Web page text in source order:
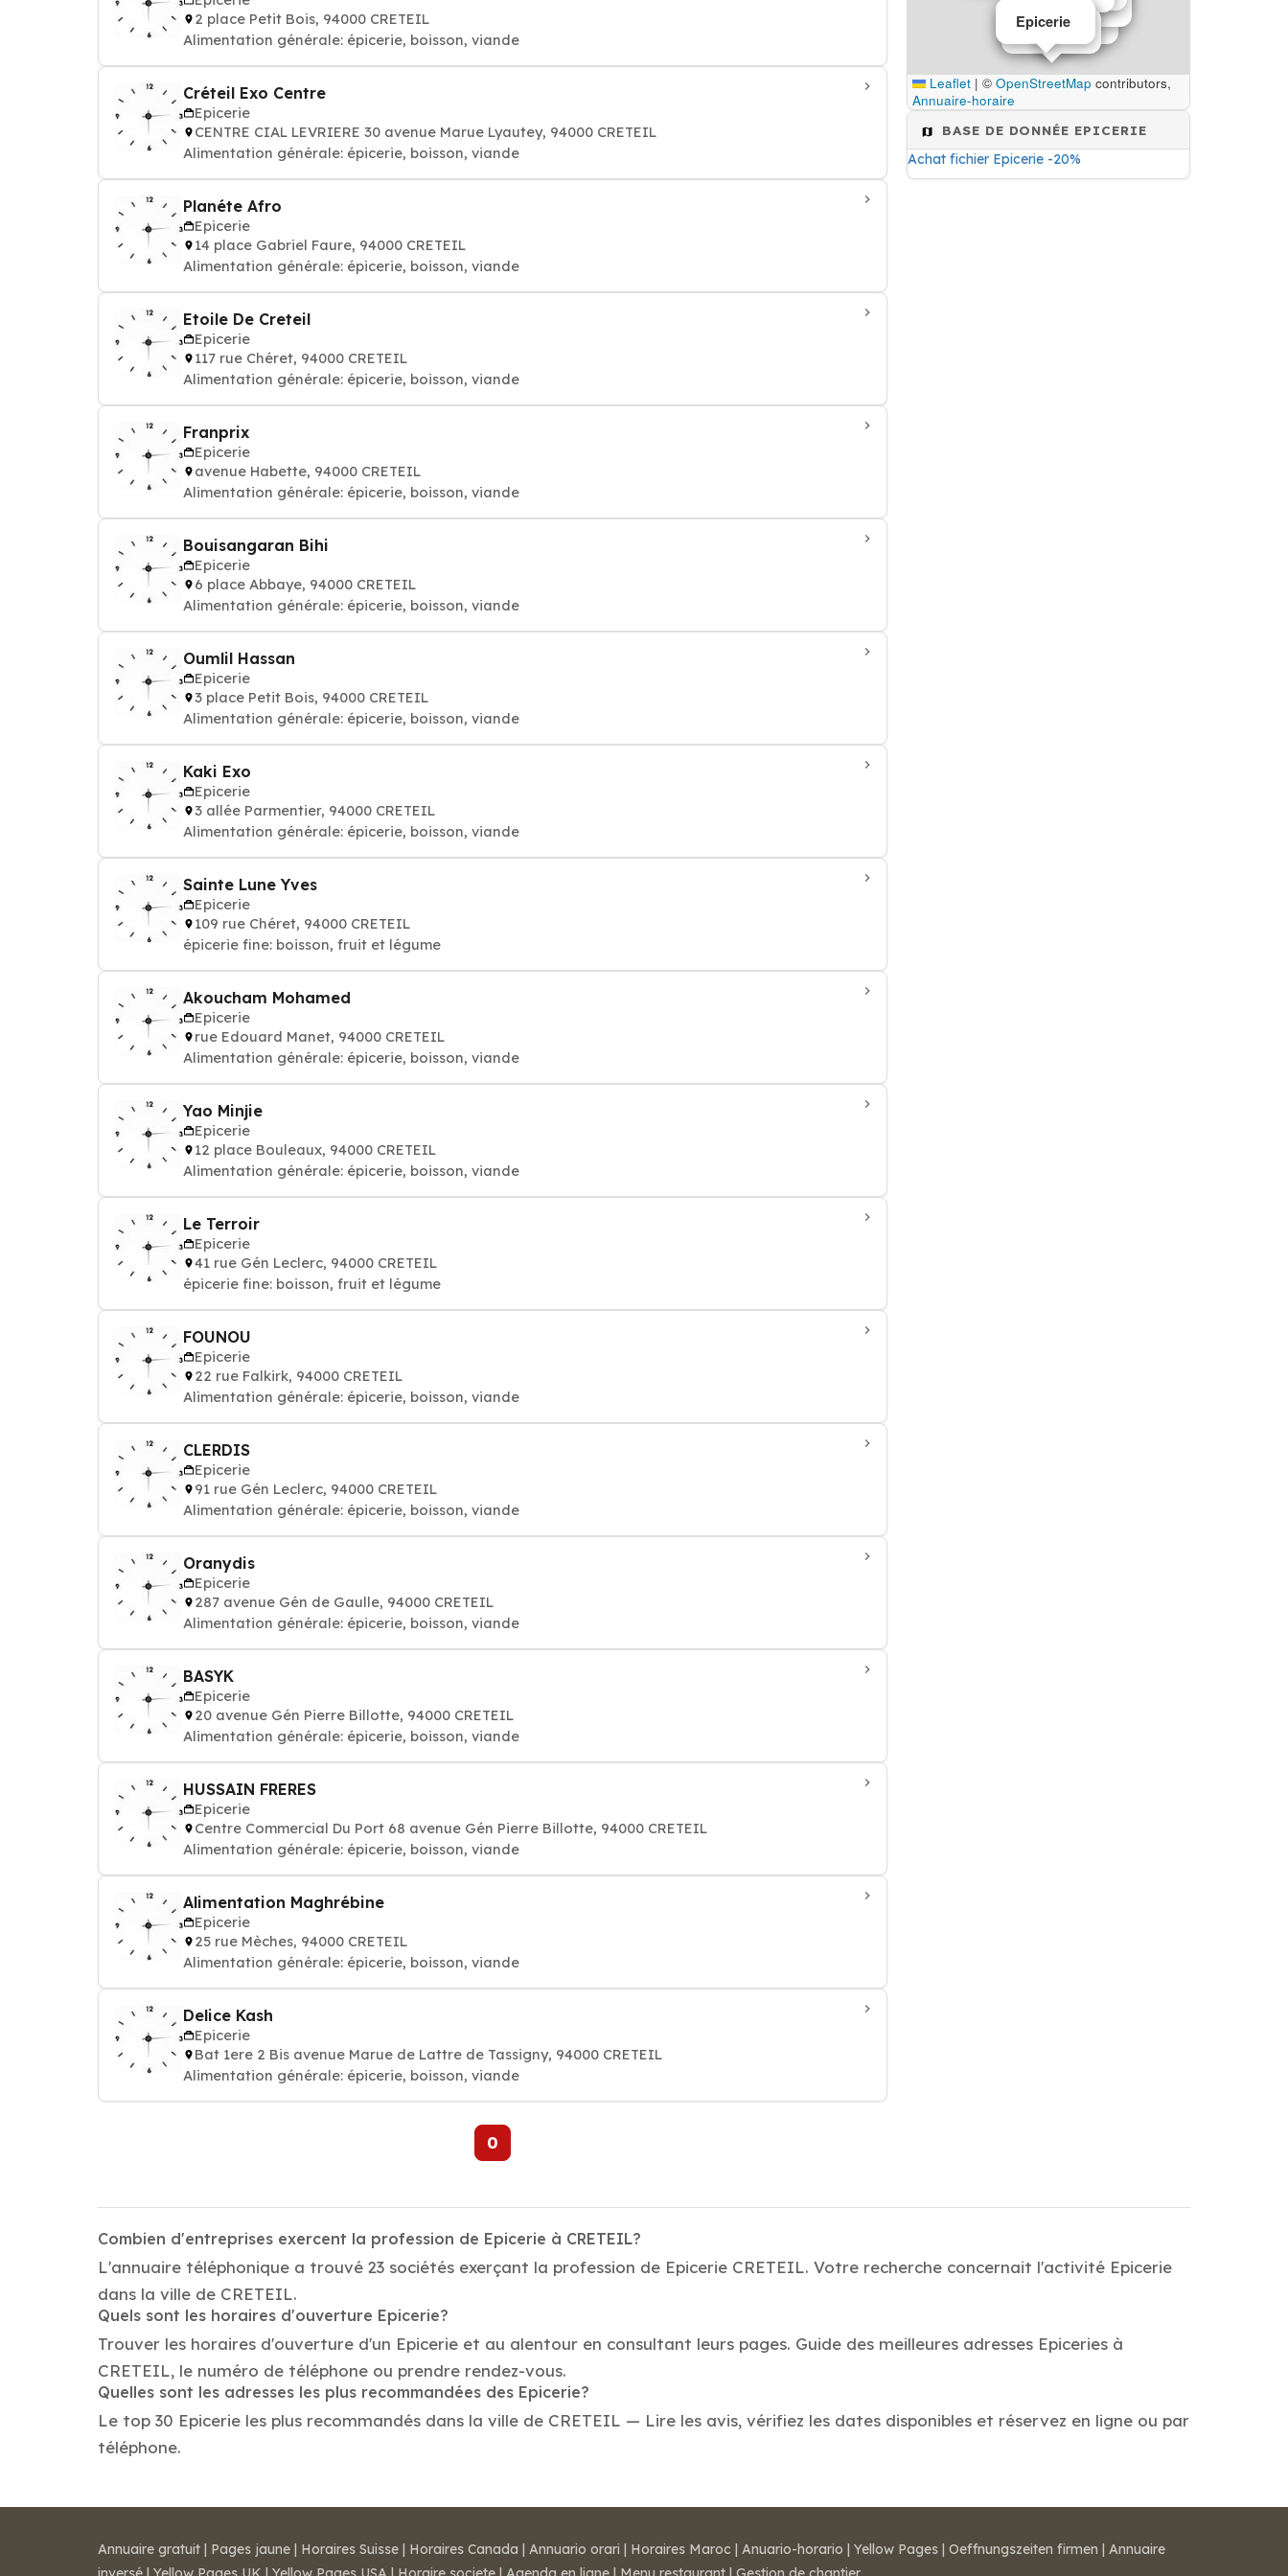
2 place Petit Bois, 94000 CRETEIL
Alimentation générale: épicerie, boisson, viande
Créteil Exo Centre
Epicerie
CENTRE CIAL LEVRIERE 30 avenue Marue Lyautey, 94000 CRETEIL
Alimentation générale: épicerie, boisson, viande
Planéte Afro
Epicerie
14 place Gabriel Faure, 94000 CRETEIL
Alimentation générale: épicerie, boisson, viande
Etoile De Creteil
Epicerie
117 rue Chéret, 94000 CRETEIL
Alimentation générale: épicerie, boisson, viande
Franprix
Epicerie
avenue Habette, 94000 CRETEIL
Alimentation générale: épicerie, boisson, viande
Bouisangaran Bihi
Epicerie
6 place Abbaye, 94000 CRETEIL
Alimentation générale: épicerie, boisson, viande
Oumlil Hassan
Epicerie
3 place Petit Bois, 94000 CRETEIL
Alimentation générale: épicerie, boisson, viande
Kaki Exo
Epicerie
3 allée Parmentier, 94000 CRETEIL
Alimentation générale: épicerie, boisson, viande
Sainte Lune Yves
Epicerie
109 rue Chéret, 94000 CRETEIL
épicerie fine: boisson, fruit et légume
Akoucham Mohamed
Epicerie
rue Edouard Manet, 94000 CRETEIL
Alimentation générale: épicerie, boisson, viande
Yao Minjie
Epicerie
12 place Bouleaux, 94000 CRETEIL
Alimentation générale: épicerie, boisson, viande
Le Terroir
Epicerie
41 rue Gén Leclerc, 94000 CRETEIL
épicerie fine: boisson, fruit et légume
FOUNOU
Epicerie
22 rue Falkirk, 94000 CRETEIL
Alimentation générale: épicerie, boisson, viande
CLERDIS
Epicerie
91 rue Gén Leclerc, 94000 CRETEIL
Alimentation générale: épicerie, boisson, viande
Oranydis
Epicerie
287 avenue Gén de Gaulle, 94000 CRETEIL
Alimentation générale: épicerie, boisson, viande
BASYK
Epicerie
20 avenue Gén Pierre Billotte, 94000 CRETEIL
Alimentation générale: épicerie, boisson, viande
HUSSAIN FRERES
Epicerie
Centre Commercial Du Port 68 avenue Gén Pierre Billotte, 94000 CRETEIL
Alimentation générale: épicerie, boisson, viande
Alimentation Maghrébine
Epicerie
25 rue Mèches, 94000 CRETEIL
Alimentation générale: épicerie, boisson, viande
Delice Kash
Epicerie
Bat 1ere 2 Bis avenue Marue de Lattre de Tassigny, 94000 CRETEIL
Alimentation générale: épicerie, boisson, viande
0
Epicerie
Epicerie
Epicerie
Epicerie
Epicerie
Leaflet | © OpenStreetMap contributors,
Annuaire-horaire
BASE DE DONNÉE EPICERIE
Achat fichier Epicerie -20%
Combien d'entreprises exercent la profession de Epicerie à CRETEIL?
L'annuaire téléphonique a trouvé 23 sociétés exerçant la profession de Epicerie CRETEIL. Votre recherche concernait l'activité Epicerie
dans la ville de CRETEIL.
Quels sont les horaires d'ouverture Epicerie?
Trouver les horaires d'ouverture d'un Epicerie et au alentour en consultant leurs pages. Guide des meilleures adresses Epiceries à
CRETEIL, le numéro de téléphone ou prendre rendez-vous.
Quelles sont les adresses les plus recommandées des Epicerie?
Le top 30 Epicerie les plus recommandés dans la ville de CRETEIL — Lire les avis, vérifiez les dates disponibles et réservez en ligne ou par
téléphone.
Annuaire gratuit | Pages jaune | Horaires Suisse | Horaires Canada | Annuario orari | Horaires Maroc | Anuario-horario | Yellow Pages | Oeffnungszeiten firmen | Annuaire